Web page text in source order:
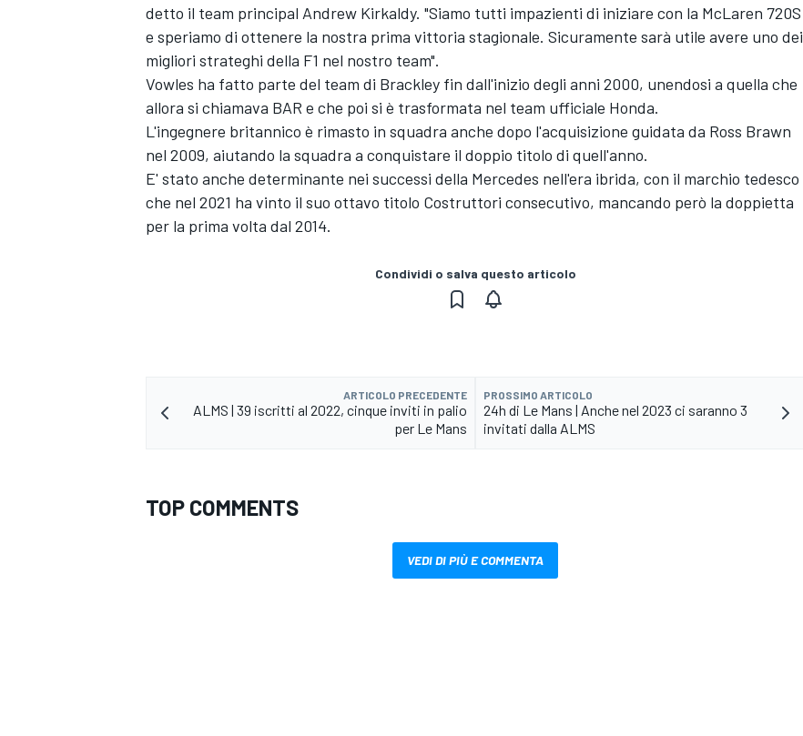
ENDURANCE/GT
detto il team principal Andrew Kirkaldy. "Siamo tutti impazienti di iniziare con la McLaren 720S
e speriamo di ottenere la nostra prima vittoria stagionale. Sicuramente sarà utile avere uno dei
migliori strateghi della F1 nel nostro team".
Vowles ha fatto parte del team di Brackley fin dall'inizio degli anni 2000, unendosi a quella che
allora si chiamava BAR e che poi si è trasformata nel team ufficiale Honda.
L'ingegnere britannico è rimasto in squadra anche dopo l'acquisizione guidata da Ross Brawn
nel 2009, aiutando la squadra a conquistare il doppio titolo di quell'anno.
E' stato anche determinante nei successi della Mercedes nell'era ibrida, con il marchio tedesco
che nel 2021 ha vinto il suo ottavo titolo Costruttori consecutivo, mancando però la doppietta
per la prima volta dal 2014.
Condividi o salva questo articolo
ARTICOLO PRECEDENTE
ALMS | 39 iscritti al 2022, cinque inviti in palio
per Le Mans
PROSSIMO ARTICOLO
24h di Le Mans | Anche nel 2023 ci saranno 3
invitati dalla ALMS
TOP COMMENTS
VEDI DI PIÙ E COMMENTA